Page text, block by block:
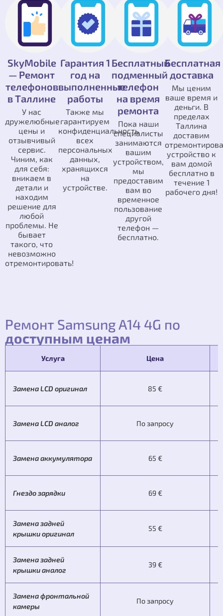
SkyMobile
— Ремонт
телефонов
в Таллине
У нас
дружелюбные
цены и
отзывчивый
сервис.
Чиним, как
для себя:
вникаем в
детали и
находим
решение для
любой
проблемы. Не
бывает
такого, что
невозможно
отремонтировать!
Гарантия 1
год на
выполненные
работы
Также мы
гарантируем
конфиденциальность
всех
персональных
данных,
хранящихся
на
устройстве.
Бесплатный
подменный
телефон
на время
ремонта
Пока наши
специалисты
занимаются
вашим
устройством,
мы
предоставим
вам во
временное
пользование
другой
телефон —
бесплатно.
Бесплатная
доставка
Мы ценим
ваше время и
деньги. В
пределах
Таллина
доставим
устройство к
вам домой
бесплатно в
течение 1
рабочего дня!
Ремонт Samsung A14 4G по
доступным ценам
Услуга Цена
Замена LCD оригинал 85 €
Замена LCD аналог По запросу
Замена аккумулятора 65 €
Гнездо зарядки 69 €
Замена задней
крышки оригинал
55 €
Замена задней
крышки аналог
39 €
Замена фронтальной
камеры
По запросу